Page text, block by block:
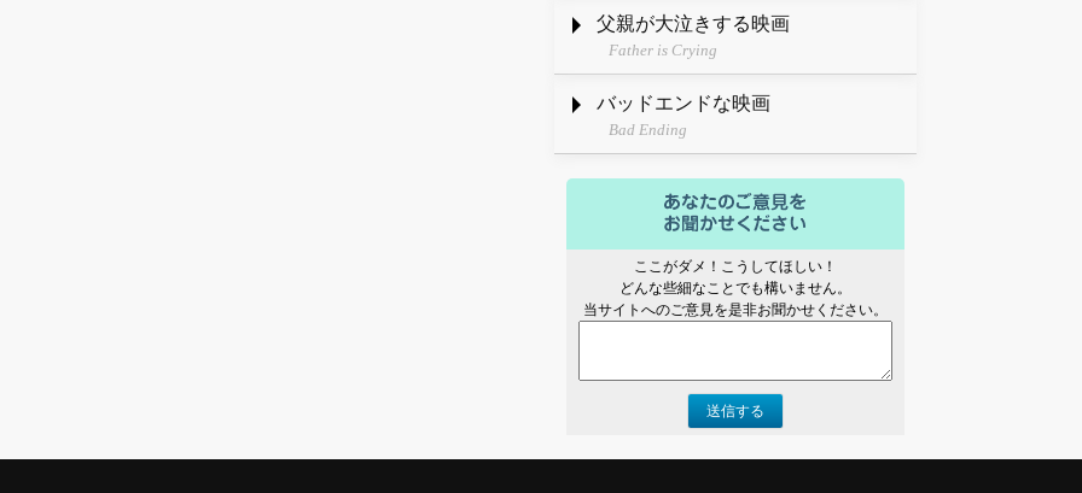
父親が大泣きする映画
Father is Crying
バッドエンドな映画
Bad Ending
ここがダメ！こうしてほしい！
どんな些細なことでも構いません。
当サイトへのご意見を是非お聞かせください。
送信する